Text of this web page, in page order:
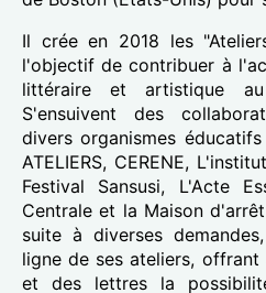
Il crée en 2018 les
l'objectif de contribuer à
littéraire et artistique
S'ensuivent des
divers organismes
ATELIERS, CERENE,
Festival Sansusi, L'Acte
Centrale et la Maison
suite à diverses
ligne de ses ateliers,
et des lettres la